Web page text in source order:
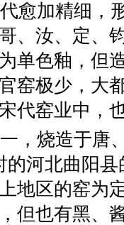
愈加精细，
、汝、定、
单色釉，但
窑极少，大
代窑业中，
，烧造于唐
的河北曲阳
地区的窑为
但也有黑、